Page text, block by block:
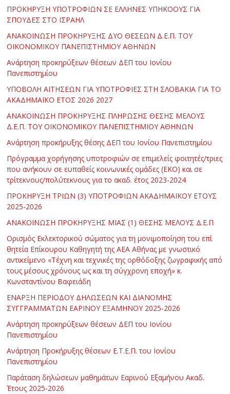
ΠΡΟΚΗΡΥΞΗ ΥΠΟΤΡΟΦΙΩΝ ΣΕ ΕΛΛΗΝΕΣ ΥΠΗΚΟΟΥΣ ΓΙΑ
ΣΠΟΥΔΕΣ ΣΤΟ ΙΣΡΑΗΛ
ΑΝΑΚΟΙΝΩΣΗ ΠΡΟΚΗΡΥΞΗΣ ΔΥΟ ΘΕΣΕΩΝ Δ.Ε.Π. ΤΟΥ
ΟΙΚΟΝΟΜΙΚΟΥ ΠΑΝΕΠΙΣΤΗΜΙΟΥ ΑΘΗΝΩΝ
Ανάρτηση προκηρύξεων θέσεων ΔΕΠ του Ιονίου
Πανεπιστημίου
ΥΠΟΒΟΛΗ ΑΙΤΗΣΕΩΝ ΓΙΑ ΥΠΟΤΡΟΦΙΕΣ ΣΤΗ ΣΛΟΒΑΚΙΑ ΓΙΑ ΤΟ
ΑΚΑΔΗΜΑΪΚΟ ΕΤΟΣ 2026 2027
ΑΝΑΚΟΙΝΩΣΗ ΠΡΟΚΗΡΥΞΗΣ ΠΛΗΡΩΣΗΣ ΘΕΣΗΣ ΜΕΛΟΥΣ
Δ.Ε.Π. ΤΟΥ ΟΙΚΟΝΟΜΙΚΟΥ ΠΑΝΕΠΙΣΤΗΜΙΟΥ ΑΘΗΝΩΝ
Ανάρτηση προκήρυξης θέσης ΔΕΠ του Ιονίου Πανεπιστημίου
Πρόγραμμα χορήγησης υποτροφιών σε επιμελείς φοιτητές/τριες
που ανήκουν σε ευπαθείς κοινωνικές ομάδες (ΕΚΟ) και σε
τρίτεκνους/πολύτεκνους για το ακαδ. έτος 2023-2024
ΠΡΟΚΗΡΥΞΗ ΤΡΙΩΝ (3) ΥΠΟΤΡΟΦΙΩΝ ΑΚΑΔΗΜΑΪΚΟΥ ΕΤΟΥΣ
2025-2026
ΑΝΑΚΟΙΝΩΣΗ ΠΡΟΚΗΡΥΞΗΣ ΜΙΑΣ (1) ΘΕΣΗΣ ΜΕΛΟΥΣ Δ.Ε.Π
Ορισμός Εκλεκτορικού σώματος για τη μονιμοποίηση του επί
θητεία Επίκουρου Καθηγητή της ΑΕΑ Αθήνας με γνωστικό
αντικείμενο «Τέχνη και τεχνικές της ορθόδοξης ζωγραφικής από
τους μέσους χρόνους ως και τη σύγχρονη εποχή» κ.
Κωνσταντίνου Βαφειάδη
ΕΝΑΡΞΗ ΠΕΡΙΟΔΟΥ ΔΗΛΩΣΕΩΝ ΚΑΙ ΔΙΑΝΟΜΗΣ
ΣΥΓΓΡΑΜΜΑΤΩΝ ΕΑΡΙΝΟΥ ΕΞΑΜΗΝΟΥ 2025-2026
Ανάρτηση προκηρύξεων θέσεων ΔΕΠ του Ιονίου
Πανεπιστημίου
Ανάρτηση Προκήρυξης θέσεων Ε.Τ.Ε.Π. του Ιονίου
Πανεπιστημίου
Παράταση δηλώσεων μαθημάτων Εαρινού Εξαμήνου Ακαδ.
Έτους 2025-2026